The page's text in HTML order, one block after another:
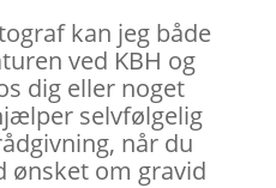
kan jeg både
ved KBH og
dig eller noget
selvfølgelig
når du
ønsket om gravid